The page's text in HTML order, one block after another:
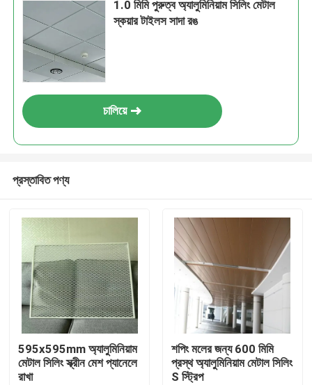
1.0 মিমি পুরুত্ব অ্যালুমিনিয়াম সিলিং মেটাল
স্কয়ার টাইলস সাদা রঙ
চালিয়ে
প্রস্তাবিত পণ্য
595x595mm অ্যালুমিনিয়াম
মেটাল সিলিং স্ক্রীন মেশ প্যানেলে
রাখা
শপিং মলের জন্য 600 মিমি
প্রস্থ অ্যালুমিনিয়াম মেটাল সিলিং
S স্ট্রিপ